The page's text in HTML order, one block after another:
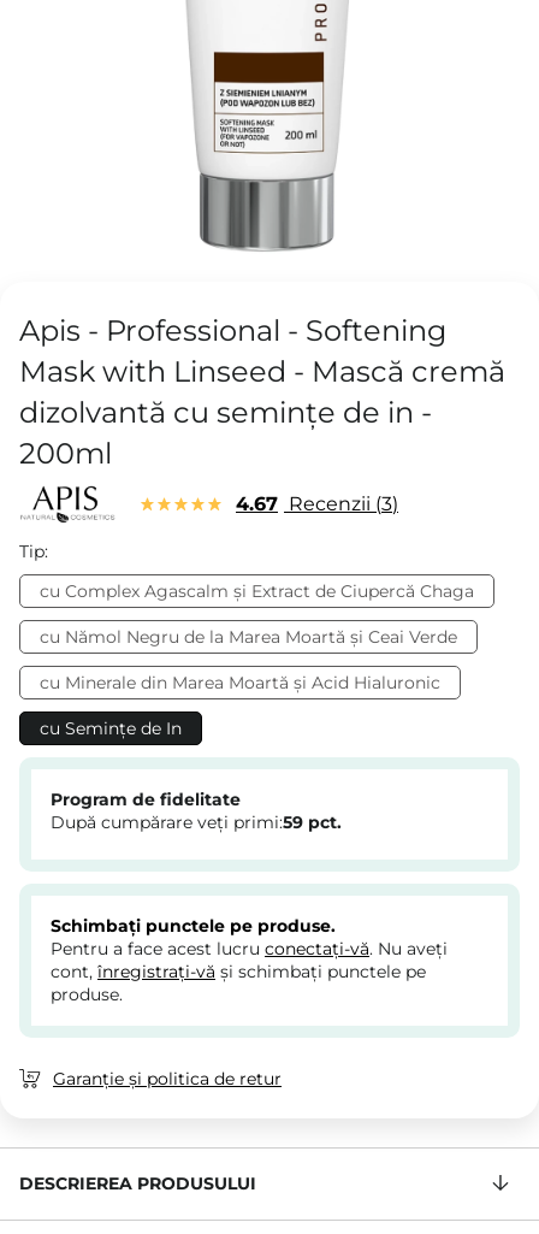
Apis - Professional - Softening
Mask with Linseed - Mască cremă
dizolvantă cu semințe de in -
200ml
4.67 Recenzii 3
Tip:
cu Complex Agascalm și Extract de Ciupercă Chaga
cu Nămol Negru de la Marea Moartă și Ceai Verde
cu Minerale din Marea Moartă și Acid Hialuronic
cu Semințe de In
Program de fidelitate
După cumpărare veți primi:59 pct.
Schimbați punctele pe produse.
Pentru a face acest lucru conectați-vă. Nu aveți
cont, înregistrați-vă și schimbați punctele pe
produse.
Garanție și politica de retur
DESCRIEREA PRODUSULUI